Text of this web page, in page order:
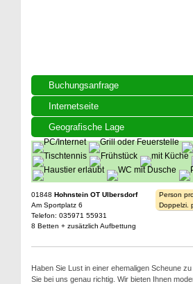
Buchungsanfrage
Internetseite
Geografische Lage
01848 Hohnstein OT Ulbersdorf
Am Sportplatz 6
Telefon: 035971 55931
8 Betten + zusätzlich Aufbettung
Person
Doppelzi.
Haben Sie Lust in einer ehemaligen Scheune
Sie bei uns genau richtig. Wir bieten Ihnen